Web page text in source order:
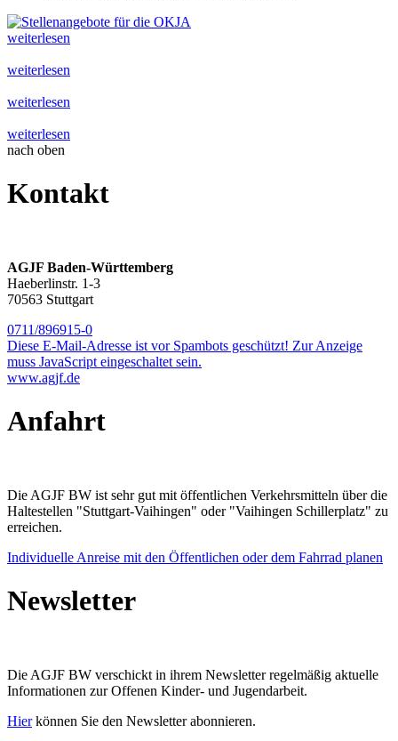
weiterlesen
weiterlesen
weiterlesen
weiterlesen
nach oben
Kontakt
AGJF Baden-Württemberg
Haeberlinstr. 1-3
70563 Stuttgart
0711/896915-0
Diese E-Mail-Adresse ist vor Spambots geschützt! Zur Anzeige
muss JavaScript eingeschaltet sein.
www.agjf.de
Anfahrt
Die AGJF BW ist sehr gut mit öffentlichen Verkehrsmitteln über die
Haltestellen "Stuttgart-Vaihingen" oder "Vaihingen Schillerplatz" zu
erreichen.
Individuelle Anreise mit den Öffentlichen oder dem Fahrrad planen
Newsletter
Die AGJF BW verschickt in ihrem Newsletterregelmäßig aktuelle
Informationen zurOffenen Kinder- und Jugendarbeit.
Hierkönnen Sie den Newsletter abonnieren.